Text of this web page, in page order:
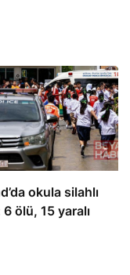
okula silahlı
6 ölü, 15 yaralı